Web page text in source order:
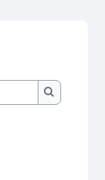
Buscar